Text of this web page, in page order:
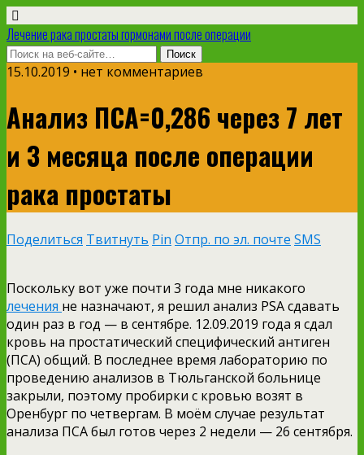
Лечение рака простаты гормонами после операции
15.10.2019 • нет комментариев
Анализ ПСА=0,286 через 7 лет
и 3 месяца после операции
рака простаты
Поделиться Твитнуть Pin Отпр. по эл. почте SMS
Поскольку вот уже почти 3 года мне никакого
лечения не назначают, я решил анализ PSA сдавать
один раз в год — в сентябре. 12.09.2019 года я сдал
кровь на простатический специфический антиген
(ПСА) общий. В последнее время лабораторию по
проведению анализов в Тюльганской больнице
закрыли, поэтому пробирки с кровью возят в
Оренбург по четвергам. В моём случае результат
анализа ПСА был готов через 2 недели — 26 сентября.